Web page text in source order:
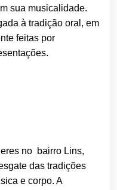
sua musicalidade.
à tradição oral, em
feitas por
no bairro Lins,
das tradições
e corpo. A